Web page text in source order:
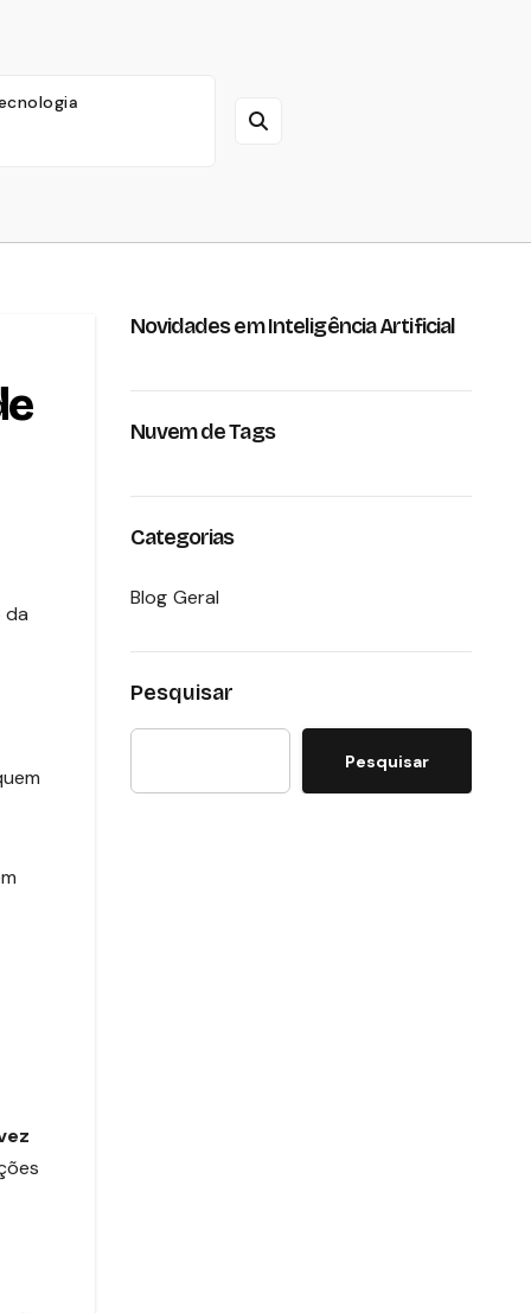
da
Novidades em Inteligência Artificial
Nuvem de Tags
Categorias
Blog Geral
Pesquisar
Pesquisar